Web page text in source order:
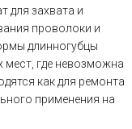
для захвата и
проволоки и
длинногубцы
мест, где невозможна
как для ремонта
применения на